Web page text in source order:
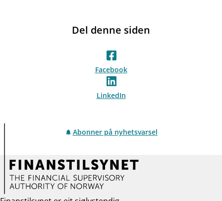
Del denne siden
Facebook
LinkedIn
Abonner på nyhetsvarsel